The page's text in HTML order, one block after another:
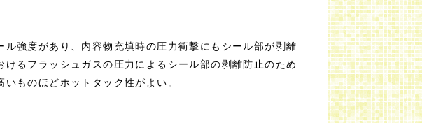
強度があり、内容物充填時の圧力衝撃にもシール部が剥離
るフラッシュガスの圧力によるシール部の剥離防止のため
ものほどホットタック性がよい。